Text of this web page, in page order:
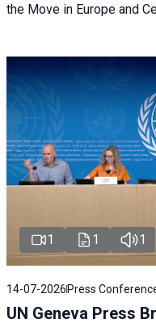
the Move in Europe and
1 1 1
14-07-2026 Press
UN Geneva Press